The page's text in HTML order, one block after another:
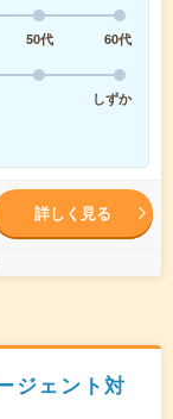
50代
60代
しずか
詳しく見る
ジェント対